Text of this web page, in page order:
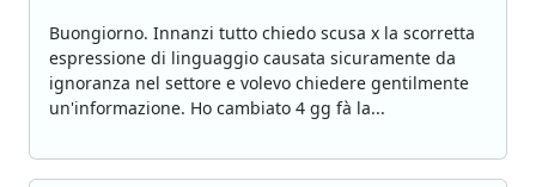
Buongiorno. Innanzi tutto chiedo scusa x la scorretta
espressione di linguaggio causata sicuramente da
ignoranza nel settore e volevo chiedere gentilmente
un'informazione. Ho cambiato 4 gg fà la...